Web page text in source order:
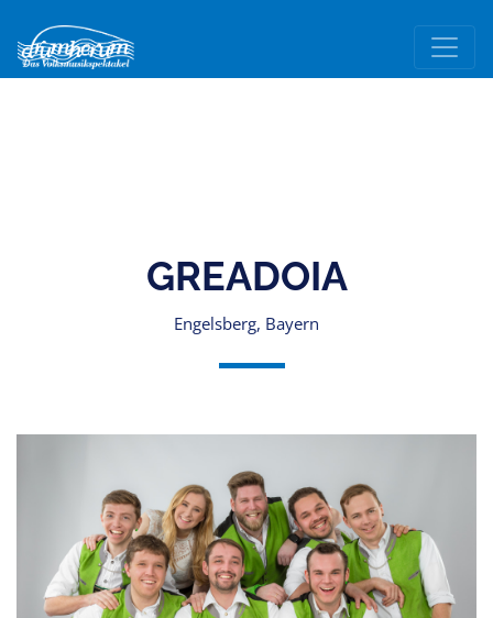
GREADOIA
Engelsberg, Bayern